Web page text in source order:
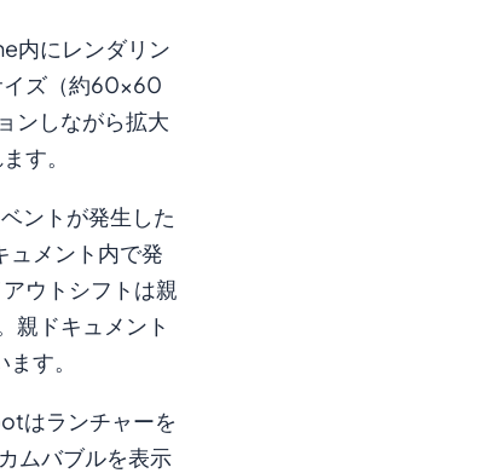
内にレンダリン
イズ（約60×60
ンしながら拡大
す。
ントが発生した
ュメント内で発
ウトシフトは親
親ドキュメント
す。
はランチャーを
ムバブルを表示